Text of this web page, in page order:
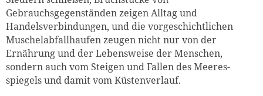
Gebrauchsgegenständen zeigen Alltag und
Handelsverbin­dungen, und die vorgeschichtlichen
Muschelabfallhaufen zeugen nicht nur von der
Ernährung und der Lebensweise der Menschen,
sondern auch vom Steigen und Fallen des Meeres­
spiegels und damit vom Küstenverlauf.